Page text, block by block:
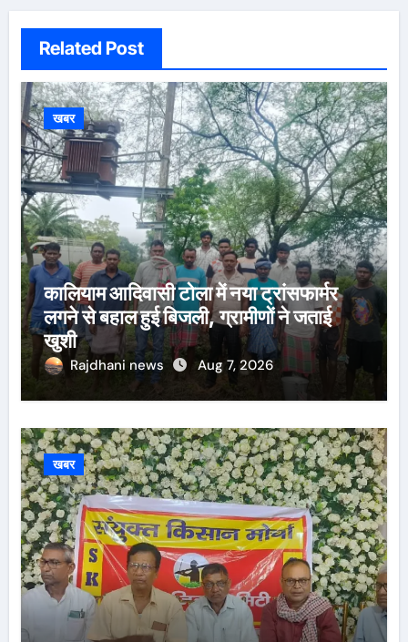
Related Post
खबर
कालियाम आदिवासी टोला में नया ट्रांसफार्मर
लगने से बहाल हुई बिजली, ग्रामीणों ने जताई
खुशी
Rajdhani news Aug 7, 2026
खबर